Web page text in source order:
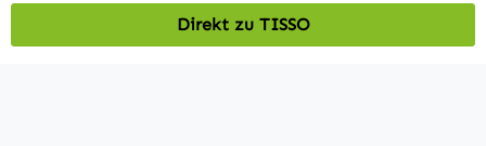
Direkt zu TISSO